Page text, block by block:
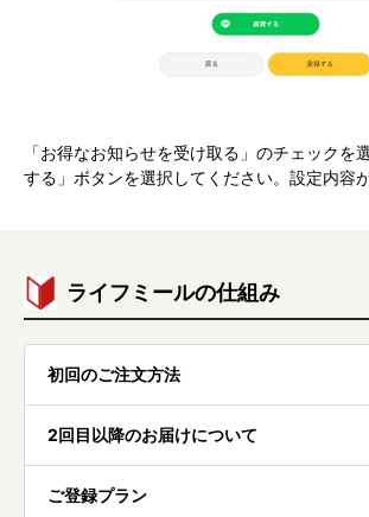
「お得なお知らせを受け取る」のチェックを
する」ボタンを選択してください。設定内容
ライフミールの仕組み
初回のご注文方法
2回目以降のお届けについて
ご登録プラン